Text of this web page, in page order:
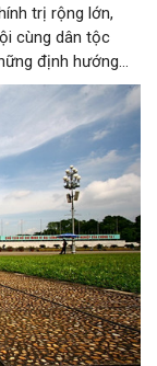
trị rộng lớn,
cùng dân tộc
định hướng
Bộ Chính trị
người dân.